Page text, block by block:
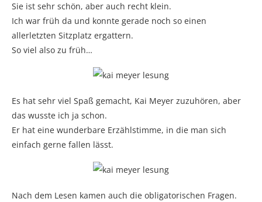
Sie ist sehr schön, aber auch recht klein.
Ich war früh da und konnte gerade noch so einen
allerletzten Sitzplatz ergattern.
So viel also zu früh…
Es hat sehr viel Spaß gemacht, Kai Meyer zuzuhören, aber
das wusste ich ja schon.
Er hat eine wunderbare Erzählstimme, in die man sich
einfach gerne fallen lässt.
Nach dem Lesen kamen auch die obligatorischen Fragen.